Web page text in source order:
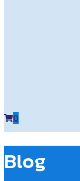
0
Blog